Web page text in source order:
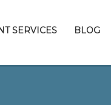
SERVICES BLOG